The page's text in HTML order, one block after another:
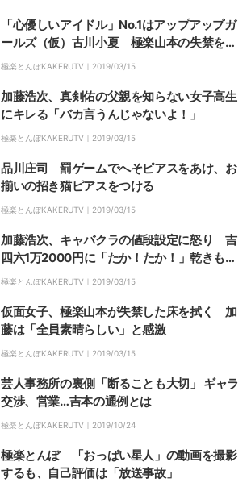
「心優しいアイドル」No.1はアップアップガ
ールズ（仮）古川小夏 極楽山本の失禁を素
早く拭く
極楽とんぼKAKERUTV｜ 2019/03/15
加藤浩次、真剣佑の父親を知らない女子高生
にキレる「バカ言うんじゃないよ！」
極楽とんぼKAKERUTV｜ 2019/03/15
品川庄司 罰ゲームでへそピアスをあけ、お
揃いの招き猫ピアスをつける
極楽とんぼKAKERUTV｜ 2019/03/15
加藤浩次、キャバクラの値段設定に怒り 吉
四六1万2000円に「たか！たか！」乾きもの
1000円に「バカ言ってんじゃないよ！」
極楽とんぼKAKERUTV｜ 2019/03/15
仮面女子、極楽山本が失禁した床を拭く 加
藤は「全員素晴らしい」と感激
極楽とんぼKAKERUTV｜ 2019/03/15
芸人事務所の裏側「断ることも大切」 ギャラ
交渉、営業…吉本の通例とは
極楽とんぼKAKERUTV｜ 2019/10/24
極楽とんぼ 「おっぱい星人」の動画を撮影
するも、自己評価は「放送事故」